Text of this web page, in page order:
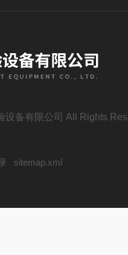
设备有限公司 All Rights
sitemap.xml